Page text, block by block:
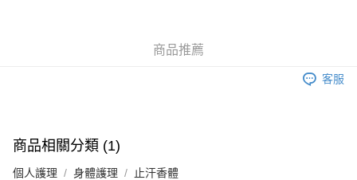
付款後門市自取，訂單確認後2-4個工作天到店，7天內取。逾期後
商品推薦
客服
商品相關分類 (1)
個人護理 身體護理 止汗香體